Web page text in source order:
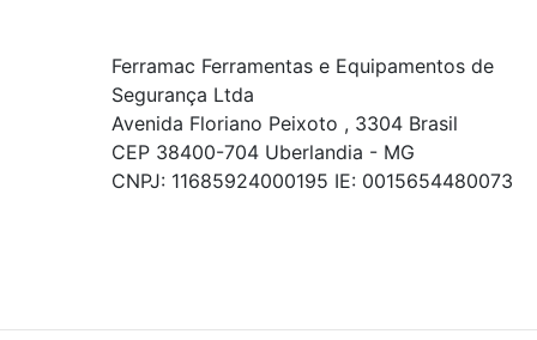
Ferramac Ferramentas e Equipamentos de
Segurança Ltda
Avenida Floriano Peixoto , 3304 Brasil
CEP 38400-704 Uberlandia - MG
CNPJ: 11685924000195 IE: 0015654480073